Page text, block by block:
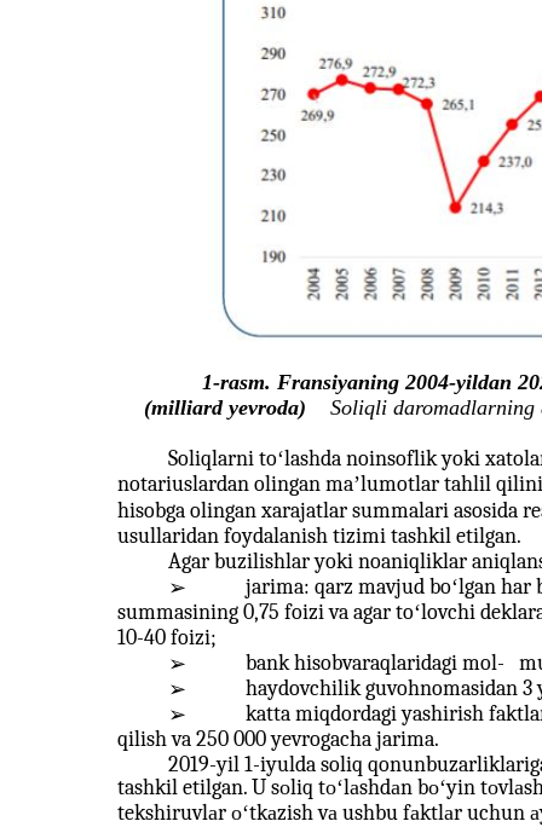
1-rasm. Fransiyaning 2004-yildan
(milliard yevroda)
Soliqli daromadlarning
Soliqlarni toʻlashda noinsoflik yoki
notariuslardan olingan maʼlumotlar tahlil
hisobga olingan xarajatlar summalari asosida
usullaridan foydalanish tizimi tashkil etilgan.
Agar buzilishlar yoki noaniqliklar
➢
jarima: qarz mavjud boʻlgan
summasining 0,75 foizi va agar toʻlovchi
10-40 foizi;
➢ bank hisobvaraqlaridagi mol-
➢ haydovchilik guvohnomasidan
➢
katta miqdordagi yashirish
qilish va 250 000 yevrogacha jarima.
2019-yil 1-iyulda soliq
tashkil etilgan. U sоliq tоʻlаshdаn bоʻyin
tekshiruvlаr оʻtkаzish vа ushbu fаktlаr uchun